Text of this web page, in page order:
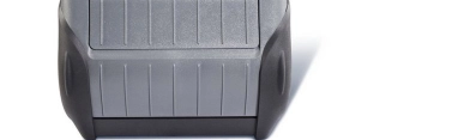
Фискальный регистратор
Фискальный регистратор Атол
Поиск